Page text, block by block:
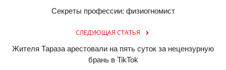
Секреты профессии: физиогномист
СЛЕДУЮЩАЯ СТАТЬЯ
Жителя Тараза арестовали на пять суток за нецензурную
брань в TikTok